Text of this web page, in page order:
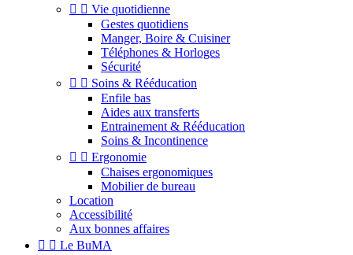
  Vie quotidienne
Gestes quotidiens
Manger, Boire & Cuisiner
Téléphones & Horloges
Sécurité
  Soins & Rééducation
Enfile bas
Aides aux transferts
Entrainement & Rééducation
Soins & Incontinence
  Ergonomie
Chaises ergonomiques
Mobilier de bureau
Location
Accessibilité
Aux bonnes affaires
  Le BuMA